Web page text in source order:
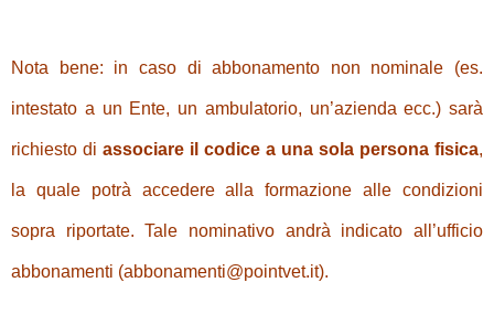
Nota bene: in caso di abbonamento non nominale (es.
intestato a un Ente, un ambulatorio, un’azienda ecc.) sarà
richiesto di associare il codice a una sola persona fisica,
la quale potrà accedere alla formazione alle condizioni
sopra riportate. Tale nominativo andrà indicato all’ufficio
abbonamenti (abbonamenti@pointvet.it).